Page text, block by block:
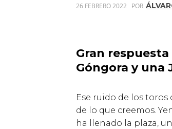
26 FEBRERO 2022 POR
Gran
Góngora y una
Ese ruido de los
de lo que creemos.
ha llenado la plaza,